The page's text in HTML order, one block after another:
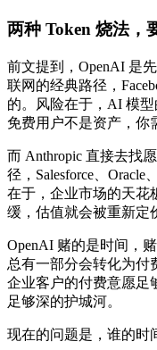
两种 Token 烧法，
前文提到，OpenAI 是
联网的经典路径，
的。风险在于，AI 模
免费用户不是资产，你
而 Anthropic 直接去找
径，Salesforce、
在于，企业市场的天花
缓，估值就会被重新定
OpenAI 赌的是时间，
总有一部分会转化为付
企业客户的付费意愿足
足够深的护城河。
现在的问题是，谁的时